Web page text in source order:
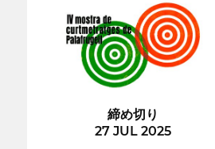
締め切り
27 JUL 2025